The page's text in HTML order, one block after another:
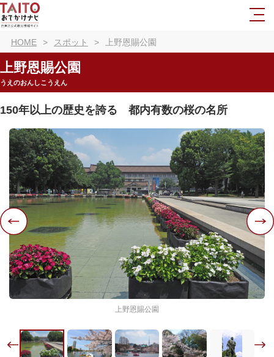
HOME スポット 上野恩賜公園
上野恩賜公園
うえのおんしこうえん
150年以上の歴史を誇る 都内有数の桜の名所
上野恩賜公園